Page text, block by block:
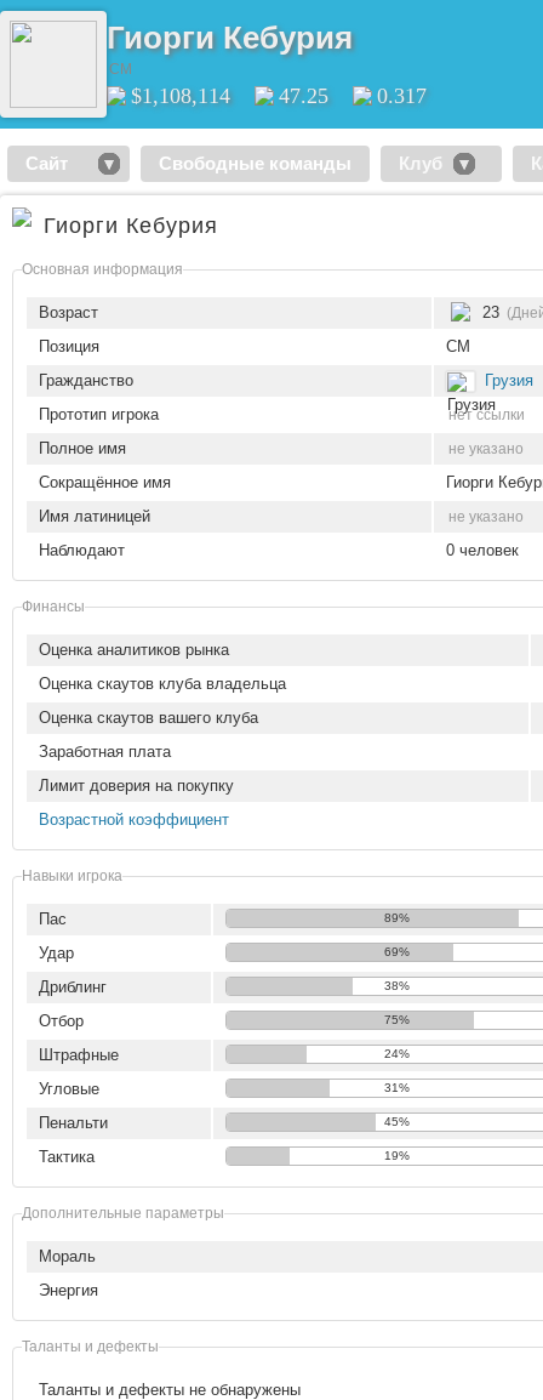
Гиорги Кебурия
CM
$1,108,114 47.25 0.317
Сайт Свободные команды Клуб
Гиорги Кебурия
Основная информация
Возраст 23
Позиция
CM
Гражданство
Грузия
Прототип игрока
нет ссылки
Полное имя не указано
Сокращённое имя
Гиорги
Имя латиницей
не указано
Наблюдают 0 человек
Финансы
Оценка аналитиков рынка
Оценка скаутов клуба владельца
Оценка скаутов вашего клуба
Заработная плата
Лимит доверия на покупку
Возрастной коэффициент
Навыки игрока
Пас 89%
Удар 69%
Дриблинг 38%
Отбор 75%
Штрафные 24%
Угловые 31%
Пенальти 45%
Тактика 19%
Дополнительные параметры
Мораль
Энергия
Таланты и дефекты
Таланты и дефекты не обнаружены